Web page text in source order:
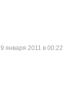
9 января 2011 в 00:22